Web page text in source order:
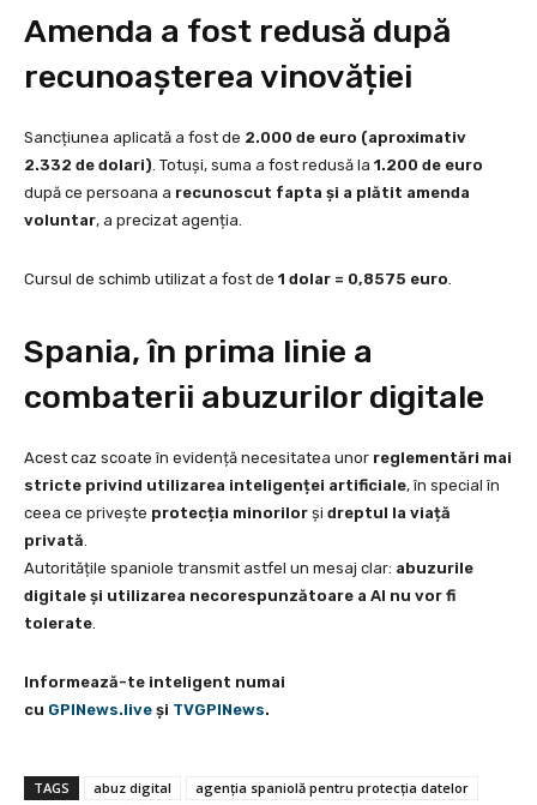
Amenda a fost redusă după
recunoașterea vinovăției
Sancțiunea aplicată a fost de 2.000 de euro (aproximativ
2.332 de dolari). Totuși, suma a fost redusă la 1.200 de euro
după ce persoana a recunoscut fapta și a plătit amenda
voluntar, a precizat agenția.
Cursul de schimb utilizat a fost de 1 dolar = 0,8575 euro.
Spania, în prima linie a
combaterii abuzurilor digitale
Acest caz scoate în evidență necesitatea unor reglementări mai
stricte privind utilizarea inteligenței artificiale, în special în
ceea ce privește protecția minorilor și dreptul la viață
privată.
Autoritățile spaniole transmit astfel un mesaj clar: abuzurile
digitale și utilizarea necorespunzătoare a AI nu vor fi
tolerate.
Informează-te inteligent numai
cu GPINews.live şi TVGPINews.
TAGS abuz digital
agenția spaniolă pentru protecția datelor